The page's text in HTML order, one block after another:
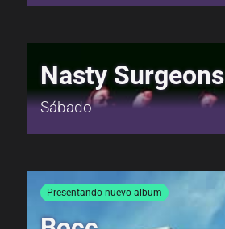
Nasty Surgeons
Sábado
Presentando nuevo album